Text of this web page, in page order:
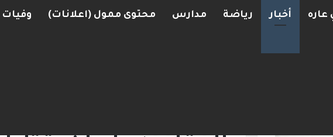
عاره أخبار رياضة مدارس محتوى ممول (اعلانات) وفيات
في مفاوضات مضيق هرمز.. والاتفاق قد يُنجز قريبًا